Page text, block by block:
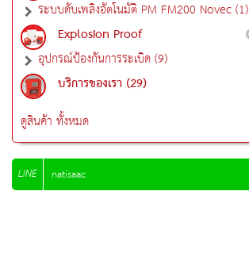
ระบบดับเพลิงอัตโนมัติ PM FM200 Novec (1)
Explosion Proof
อุปกรณ์ป้องกันการระเบิด (9)
บริการของเรา (29)
ดูสินค้า ทั้งหมด
LINE natisaac